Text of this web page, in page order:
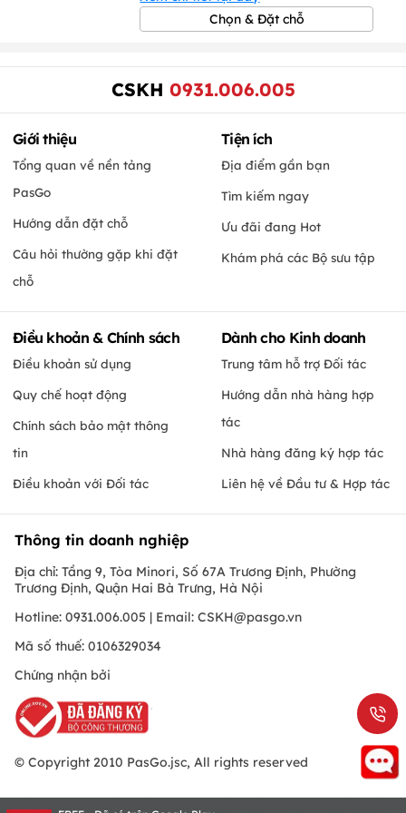
Chọn & Đặt chỗ
CSKH 0931.006.005
Giới thiệu
Tổng quan về nền tảng
PasGo
Hướng dẫn đặt chỗ
Câu hỏi thường gặp khi đặt
chỗ
Tiện ích
Địa điểm gần bạn
Tìm kiếm ngay
Ưu đãi đang Hot
Khám phá các Bộ sưu tập
Điều khoản & Chính sách
Điều khoản sử dụng
Quy chế hoạt động
Chính sách bảo mật thông
tin
Điều khoản với Đối tác
Dành cho Kinh doanh
Trung tâm hỗ trợ Đối tác
Hướng dẫn nhà hàng hợp
tác
Nhà hàng đăng ký hợp tác
Liên hệ về Đầu tư & Hợp tác
Thông tin doanh nghiệp
Địa chỉ: Tầng 9, Tòa Minori, Số 67A Trương Định, Phường
Trương Định, Quận Hai Bà Trưng, Hà Nội
Hotline: 0931.006.005 | Email: CSKH@pasgo.vn
Mã số thuế: 0106329034
Chứng nhận bởi
© Copyright 2010 PasGo.jsc, All rights reserved